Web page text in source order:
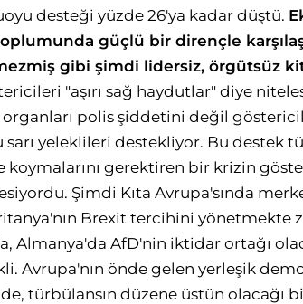
desteği yüzde 26'ya kadar düştü.
toplumunda güçlü bir dirençle
gibi şimdi lidersiz, örgütsüz
"aşırı sağ haydutlar" diye
polis şiddetini değil
sarı yeleklileri destekliyor. Bu destek
koymalarını gerektiren bir krizin
Şimdi Kıta Avrupa'sında
Brexit tercihini yönetmekte
Almanya'da AfD'nin iktidar ortağı
Avrupa'nın önde gelen yerleşik
türbülansın düzene üstün olacağı